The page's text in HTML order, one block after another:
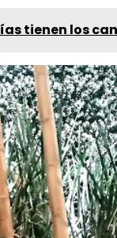
tienen los